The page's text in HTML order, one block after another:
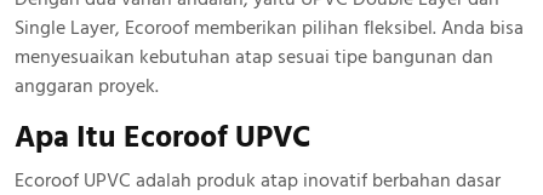
Single Layer, Ecoroof memberikan pilihan fleksibel. Anda bisa
menyesuaikan kebutuhan atap sesuai tipe bangunan dan
anggaran proyek.
Apa Itu Ecoroof UPVC
Ecoroof UPVC adalah produk atap inovatif berbahan dasar